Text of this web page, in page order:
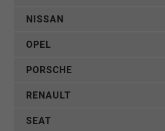
NISSAN
OPEL
PORSCHE
RENAULT
SEAT